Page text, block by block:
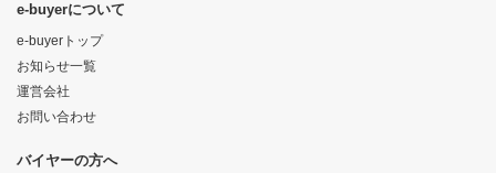
e-buyerについて
e-buyerトップ
お知らせ一覧
運営会社
お問い合わせ
バイヤーの方へ